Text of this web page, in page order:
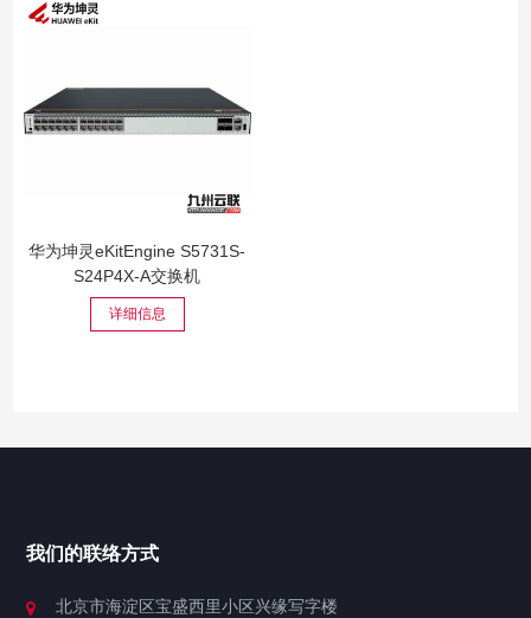
华为坤灵eKitEngine S5731S-
S24P4X-A交换机
详细信息
我们的联络方式
北京市海淀区宝盛西里小区兴缘写字楼